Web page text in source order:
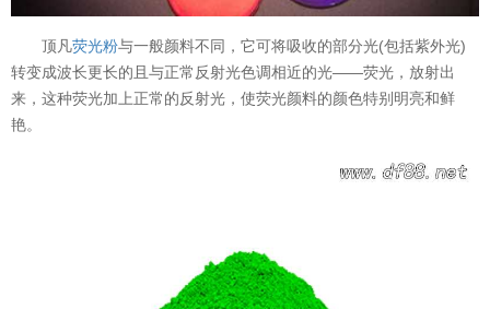
顶凡荧光粉与一般颜料不同，它可将吸收的部分光(包括紫外光)
转变成波长更长的且与正常反射光色调相近的光——荧光，放射出
来，这种荧光加上正常的反射光，使荧光颜料的颜色特别明亮和鲜
艳。